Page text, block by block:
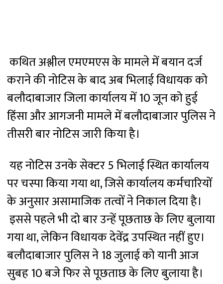
कथित अश्लील एमएमएस के मामले में बयान दर्ज
कराने की नोटिस के बाद अब भिलाई विधायक को
बलौदाबाजार जिला कार्यालय में 10 जून को हुई
हिंसा और आगजनी मामले में बलौदाबाजार पुलिस ने
तीसरी बार नोटिस जारी किया है।
यह नोटिस उनके सेक्टर 5 भिलाई स्थित कार्यालय
पर चस्पा किया गया था, जिसे कार्यालय कर्मचारियों
के अनुसार असामाजिक तत्वों ने निकाल दिया है।
इससे पहले भी दो बार उन्हें पूछताछ के लिए बुलाया
गया था, लेकिन विधायक देवेंद्र उपस्थित नहीं हुए।
बलौदाबाजार पुलिस ने 18 जुलाई को यानी आज
सुबह 10 बजे फिर से पूछताछ के लिए बुलाया है।